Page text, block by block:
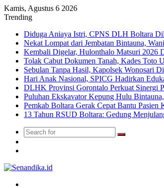
Kamis, Agustus 6 2026
Trending
Diduga Aniaya Istri, CPNS DLH Boltara
Nekat Lompat dari Jembatan Bintauna,
Kembali Digelar, Hulonthalo Matsuri 2026
Tolak Cabut Dokumen Tanah, Kades Toto
Sebulan Tanpa Hasil, Kapolsek Wonosari
Hari Anak Nasional, SPICG Hadirkan
DLHK Provinsi Gorontalo Perkuat Sinergi
Puluhan Ekskavator Kepung Hulu
Pemkab Boltara Gerak Cepat Bantu Pasien
13 Tahun RSUD Boltara: Gedung
Search